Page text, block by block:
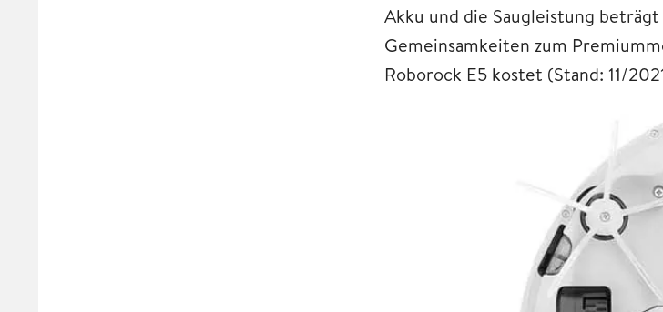
Akku und die Saugleistung
Gemeinsamkeiten zum
Roborock E5 kostet (Stand: 11/